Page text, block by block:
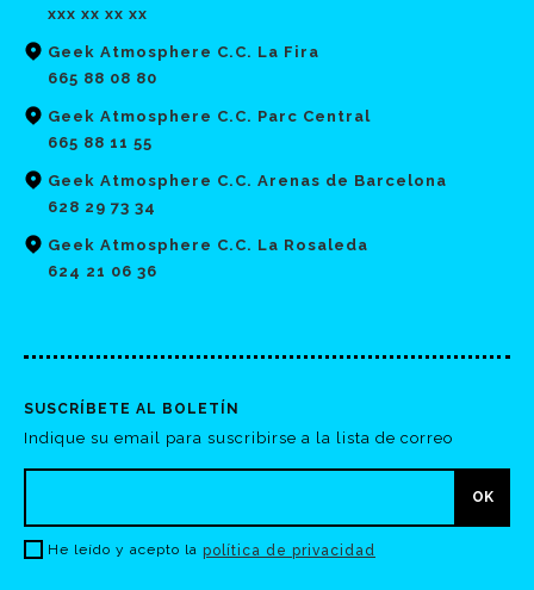
xxx xx xx xx
Geek Atmosphere C.C. La Fira
665 88 08 80
Geek Atmosphere C.C. Parc Central
665 88 11 55
Geek Atmosphere C.C. Arenas de Barcelona
628 29 73 34
Geek Atmosphere C.C. La Rosaleda
624 21 06 36
SUSCRÍBETE AL BOLETÍN
Indique su email para suscribirse a la lista de correo
He leído y acepto la política de privacidad